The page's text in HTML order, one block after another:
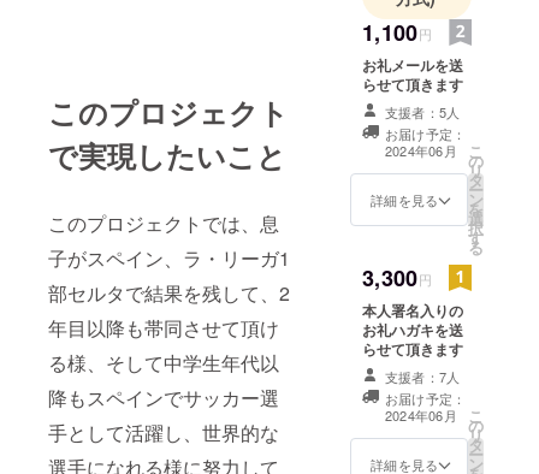
このプロジェクト
で実現したいこと
このプロジェクトでは、息
子がスペイン、ラ・リーガ1
部セルタで結果を残して、2
年目以降も帯同させて頂け
る様、そして中学生年代以
降もスペインでサッカー選
手として活躍し、世界的な
選手になれる様に努力して
小さい頃か
ら3人ともが
それぞれを
敬い支え
合って今が
あります。
れが夢に向
当たった時
は2人が応援
し、一緒に
考え、常に
乗り越えて
います。
三兄弟が違
1,100円
お礼メールを送
らせて頂きます
支援者：5人
お届け予定：
2024年06月
詳細を見る
こ
の
リ
タ
ー
ン
を
選
択
す
る
3,300円
本人署名入りの
お礼ハガキを送
らせて頂きます
支援者：7人
お届け予定：
2024年06月
詳細を見る
こ
の
リ
タ
ー
ン